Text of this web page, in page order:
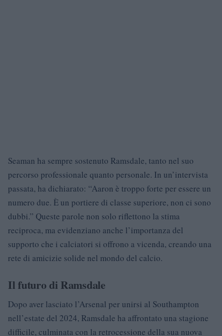
Seaman ha sempre sostenuto Ramsdale, tanto nel suo
percorso professionale quanto personale. In un’intervista
passata, ha dichiarato: “Aaron è troppo forte per essere un
numero due. È un portiere di classe superiore, non ci sono
dubbi.” Queste parole non solo riflettono la stima
reciproca, ma evidenziano anche l’importanza del
supporto che i calciatori si offrono a vicenda, creando una
rete di amicizie solide nel mondo del calcio.
Il futuro di Ramsdale
Dopo aver lasciato l’Arsenal per unirsi al Southampton
nell’estate del 2024, Ramsdale ha affrontato una stagione
difficile, culminata con la retrocessione della sua nuova